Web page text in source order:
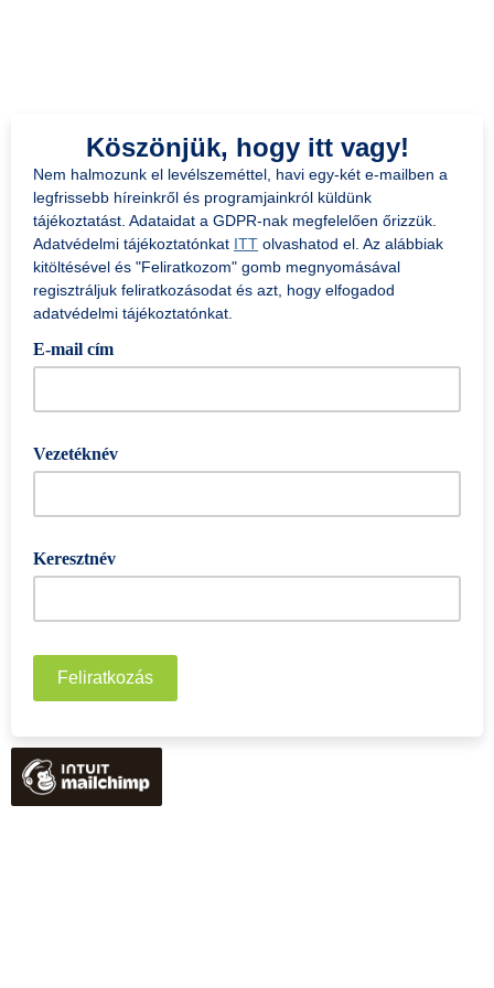
Köszönjük, hogy itt vagy!
Nem halmozunk el levélszeméttel, havi egy-két e-mailben a
legfrissebb híreinkről és programjainkról küldünk
tájékoztatást. Adataidat a GDPR-nak megfelelően őrizzük.
Adatvédelmi tájékoztatónkat ITT olvashatod el. Az alábbiak
kitöltésével és "Feliratkozom" gomb megnyomásával
regisztráljuk feliratkozásodat és azt, hogy elfogadod
adatvédelmi tájékoztatónkat.
E-mail cím
Vezetéknév
Keresztnév